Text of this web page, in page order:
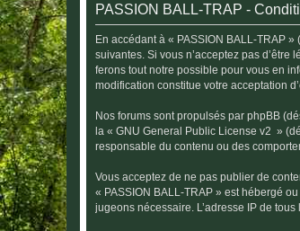
PASSION BALL-TRAP -
En accédant à « PASSION BALL-TRAP
suivantes. Si vous n’acceptez pas
ferons tout notre possible pour vous en
modification constitue votre acceptation
Nos forums sont propulsés par phpBB
la « GNU General Public License v2 »
responsable du contenu ou des
Vous acceptez de ne pas publier de
« PASSION BALL-TRAP » est hébergé
jugeons nécessaire. L’adresse IP de